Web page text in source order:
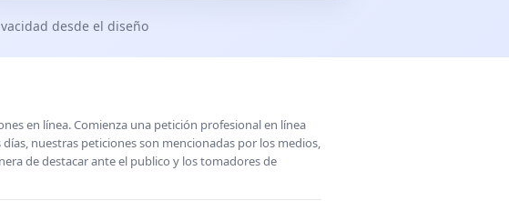
desde el diseño
en línea. Comienza una petición profesional en línea
nuestras peticiones son mencionadas por los medios,
de destacar ante el publico y los tomadores de